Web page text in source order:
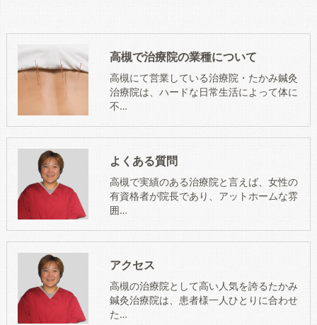
高槻で治療院の業種について
高槻にて営業している治療院・たかみ鍼灸
治療院は、ハードな日常生活によって体に
不…
よくある質問
高槻で実績のある治療院と言えば、女性の
有資格者が院長であり、アットホームな雰
囲…
アクセス
高槻の治療院として高い人気を誇るたかみ
鍼灸治療院は、患者様一人ひとりに合わせ
た…